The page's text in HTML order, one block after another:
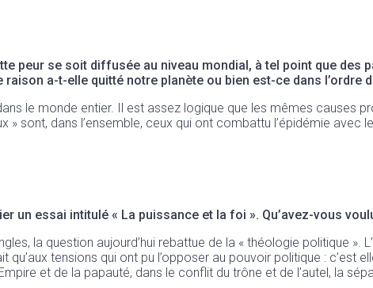
peur se soit diffusée au niveau mondial, à tel point que des
a-t-elle quitté notre planète ou bien est-ce dans l’ordre
le monde entier. Il est assez logique que les mêmes causes
sont, dans l’ensemble, ceux qui ont combattu l’épidémie avec
un essai intitulé « La puissance et la foi ». Qu’avez-vous
la question aujourd’hui rebattue de la « théologie politique
tensions qui ont pu l’opposer au pouvoir politique : c’est
et de la papauté, dans le conflit du trône et de l’autel, la